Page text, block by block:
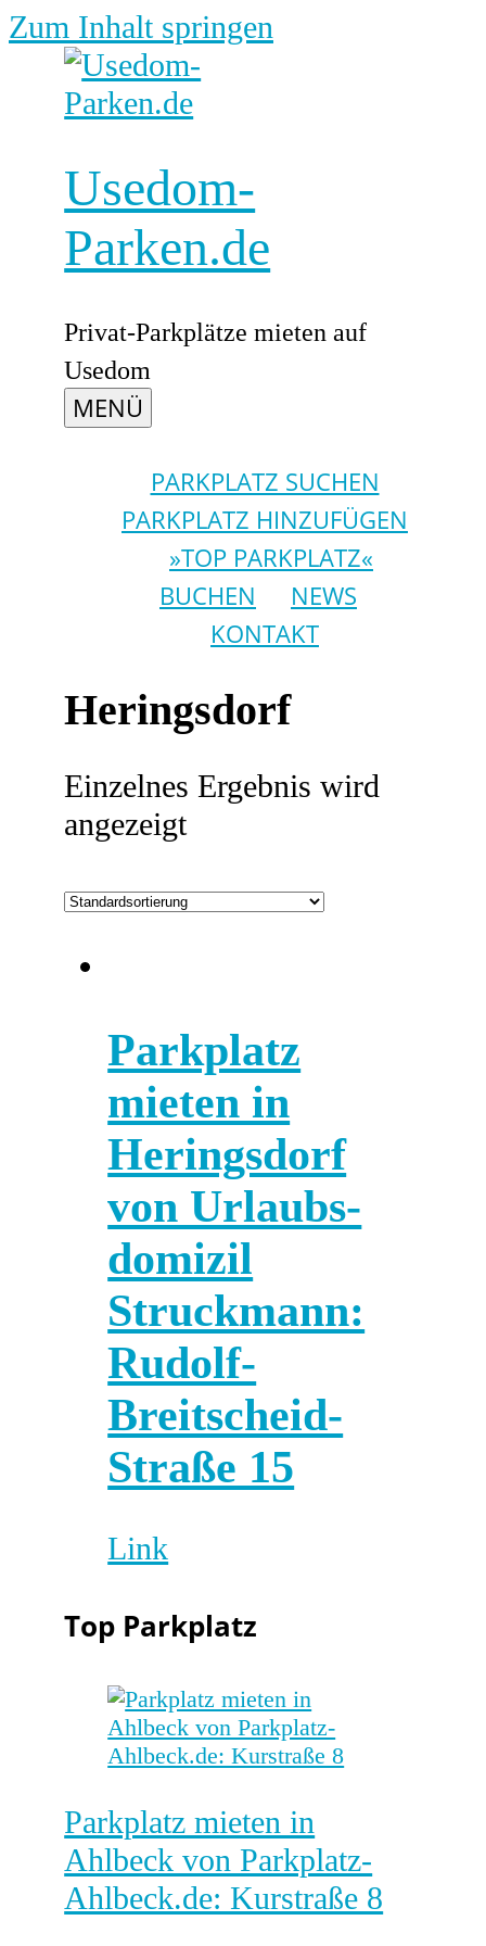
Zum Inhalt springen
Usedom-
Parken.de
Privat-Parkplätze mieten auf
Usedom
MENÜ
PARKPLATZ SUCHEN
PARKPLATZ HINZUFÜGEN
»TOP PARKPLATZ«
BUCHEN
NEWS
KONTAKT
Heringsdorf
Einzelnes Ergebnis wird
angezeigt
Parkplatz
mieten in
Heringsdorf
von Urlaubs­
domizil
Struckmann:
Rudolf-
Breitscheid-
Straße 15
Link
Top Parkplatz
Parkplatz mieten in
Ahlbeck von Parkplatz-
Ahlbeck.de: Kurstraße 8